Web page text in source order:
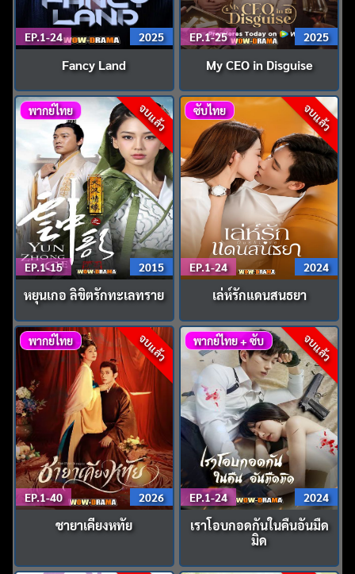
EP.1-24 2025
Fancy Land
EP.1-25 2025
My CEO in Disguise
จบแล้ว
พากย์ไทย
EP.1-15 2015
หยุนเกอ ลิขิตรักทะเลทราย
จบแล้ว
ซับไทย
EP.1-24 2024
เล่ห์รักแดนสนธยา
จบแล้ว
พากย์ไทย
EP.1-40 2026
ชายาเคียงหทัย
จบแล้ว
พากย์ไทย + ซับ
EP.1-24 2024
เราโอบกอดกันในคืนอันมืด
มิด